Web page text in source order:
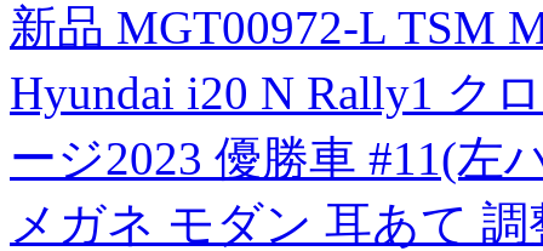
新品 MGT00972-L TSM
Hyundai i20 N Rally1 ク
ージ2023 優勝車 #11(左
メガネ モダン 耳あて